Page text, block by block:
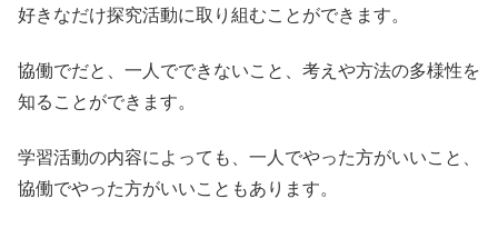
好きなだけ探究活動に取り組むことができます。
協働でだと、一人でできないこと、考えや方法の多様性を
知ることができます。
学習活動の内容によっても、一人でやった方がいいこと、
協働でやった方がいいこともあります。